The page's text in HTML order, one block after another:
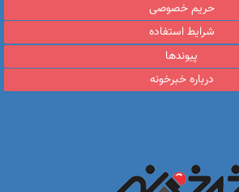
حریم خصوصی
شرایط استفاده
پیوندها
درباره خبرخونه